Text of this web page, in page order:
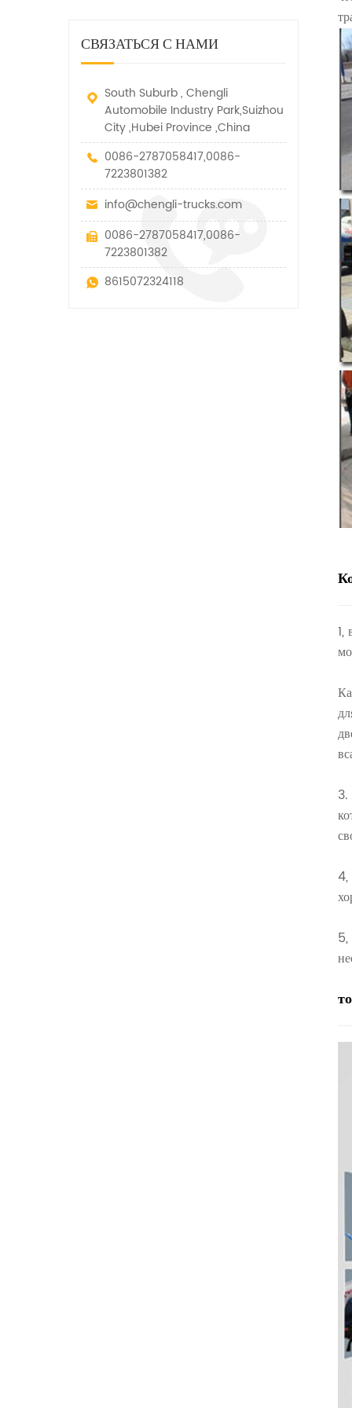
транспортные средства.
специальных транспортных
средств, которые допускаются
параметров этого вида
вытягивание и подъем тяги.
СВЯЗАТЬСЯ С НАМИ
South Suburb , Chengli
Automobile Industry Park,Suizhou
City ,Hubei Province ,China
0086-2787058417,0086-
7223801382
info@chengli-trucks.com
0086-2787058417,0086-
7223801382
8615072324118
1,
3.
4,
5,